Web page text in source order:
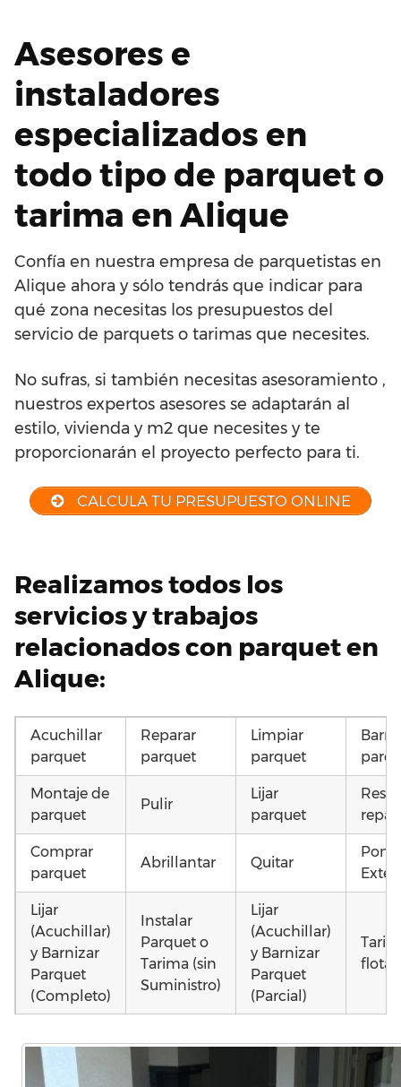
Asesores e
instaladores
especializados en
todo tipo de parquet o
tarima en Alique
Confía en nuestra empresa de parquetistas en
Alique ahora y sólo tendrás que indicar para
qué zona necesitas los presupuestos del
servicio de parquets o tarimas que necesites.
No sufras, si también necesitas asesoramiento ,
nuestros expertos asesores se adaptarán al
estilo, vivienda y m2 que necesites y te
proporcionarán el proyecto perfecto para ti.
CALCULA TU PRESUPUESTO ONLINE
Realizamos todos los
servicios y trabajos
relacionados con parquet en
Alique:
Acuchillar
parquet
Reparar
parquet
Limpiar
parquet
Montaje de
parquet
Pulir
Lijar
parquet
Comprar
parquet
Abrillantar Quitar
Lijar
(Acuchillar)
y Barnizar
Parquet
(Completo)
Instalar
Parquet o
Tarima (sin
Suministro)
Lijar
(Acuchillar)
y Barnizar
Parquet
(Parcial)
Colocar
parquet o